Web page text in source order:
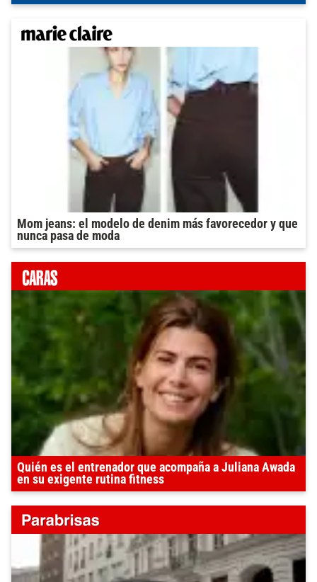
Mom jeans: el modelo de denim más favorecedor y que
nunca pasa de moda
Quién es el entrenador que acompaña a Juliana Awada
en su exigente rutina fitness